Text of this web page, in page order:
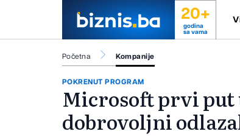
20+
godina
sa vama
Početna Kompanije
POKRENUT PROGRAM
Microsoft prvi
dobrovoljni